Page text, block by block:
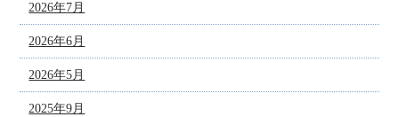
2026年7月
2026年6月
2026年5月
2025年9月